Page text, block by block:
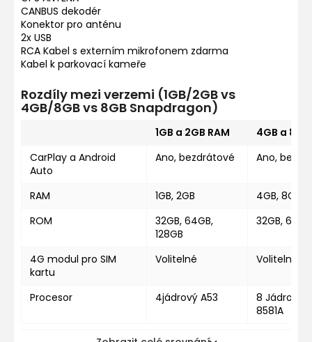
CANBUS dekodér
Konektor pro anténu
2x USB
RCA Kabel s externím mikrofonem zdarma
Kabel k parkovací kameře
Rozdíly mezi verzemi (1GB/2GB vs
4GB/8GB vs 8GB Snapdragon)
1GB a 2GB RAM
4GB a 8GB
CarPlay a Android
Auto
Ano, bezdrátové Ano,
RAM 1GB, 2GB
4GB, 8GB
ROM
32GB, 64GB,
128GB
32GB,
4G modul pro SIM
kartu
Volitelné Volitelné
Procesor 4jádrový A53
8 Jádrový
8581A